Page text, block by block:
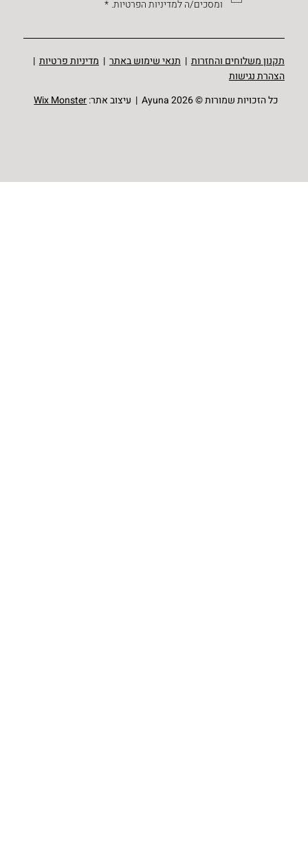
ומסכים/ה למדיניות הפרטיות. *
כל הזכויות שמורות © Ayuna 2026 | עיצוב אתר: Wix Monster
תקנון משלוחים והחזרות | תנאי שימוש באתר | מדיניות פרטיות |
הצהרת נגישות